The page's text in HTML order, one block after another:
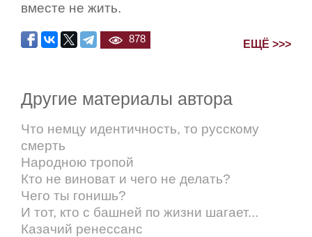
вместе не жить.
878 ЕЩЁ >>>
Другие материалы автора
Что немцу идентичность, то русскому
смерть
Народною тропой
Кто не виноват и чего не делать?
Чего ты гонишь?
И тот, кто с башней по жизни шагает...
Казачий ренессанс